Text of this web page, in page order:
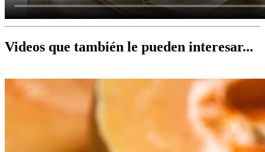
Videos que también le pueden interesar...